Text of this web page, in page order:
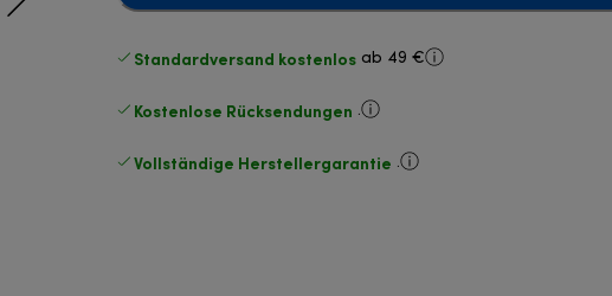
Standardversand kostenlos ab 49 €
Kostenlose Rücksendungen .
Vollständige Herstellergarantie .